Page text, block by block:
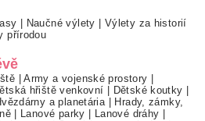
Naučné výlety
Výlety za historií
přírodou
|Army a vojenské prostory
hřiště venkovní Dětské koutky
a planetária|
Hrady, zámky,
| Lanové parky Lanové dráhy